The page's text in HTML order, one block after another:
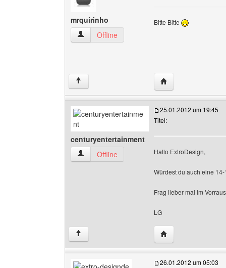
mrquirinho
mrquirinho Benutzer-Profile anzeigen
Offline
Bitte Bitte
↑ Website dieses
centuryentertainment
centuryentertainment Benutzer-Profile
Offline
25.01.2012 um 19:45
Titel:
Hallo ExtroDesign,
Würdest du auch eine
Frag lieber mal im
LG
↑ Website dieses
26.01.2012 um 05:03